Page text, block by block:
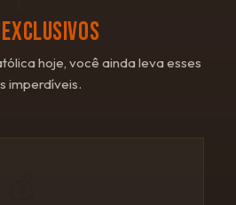
EXCLUSIVOS
hoje, você ainda leva esses
imperdíveis.